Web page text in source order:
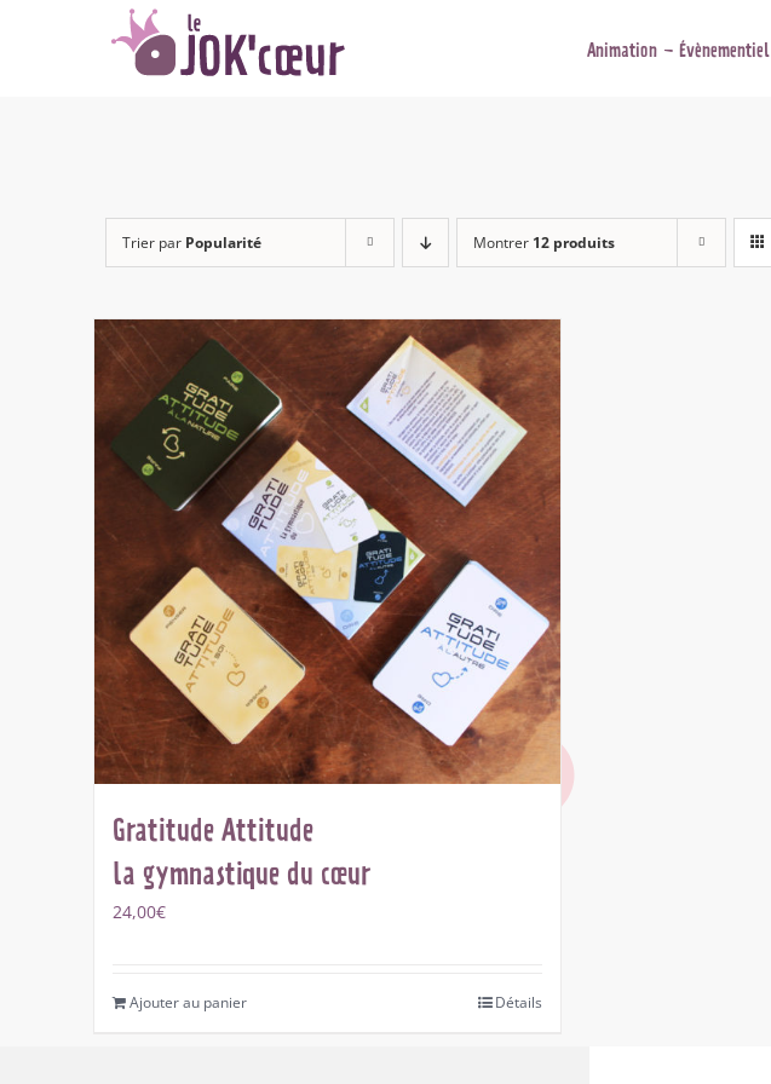
Animation – Évènementiel
Trier par Popularité Montrer 12 produits
Gratitude Attitude
la gymnastique du cœur
24,00€
Ajouter au panier Détails